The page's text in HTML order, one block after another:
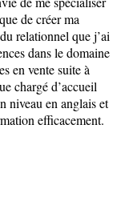
de créer ma
relationnel que j’ai
dans le domaine
en vente suite à
chargé d’accueil
niveau en anglais et
efficacement.